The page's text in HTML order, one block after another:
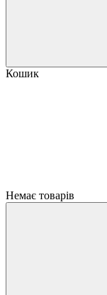
Кошик
Немає товарів